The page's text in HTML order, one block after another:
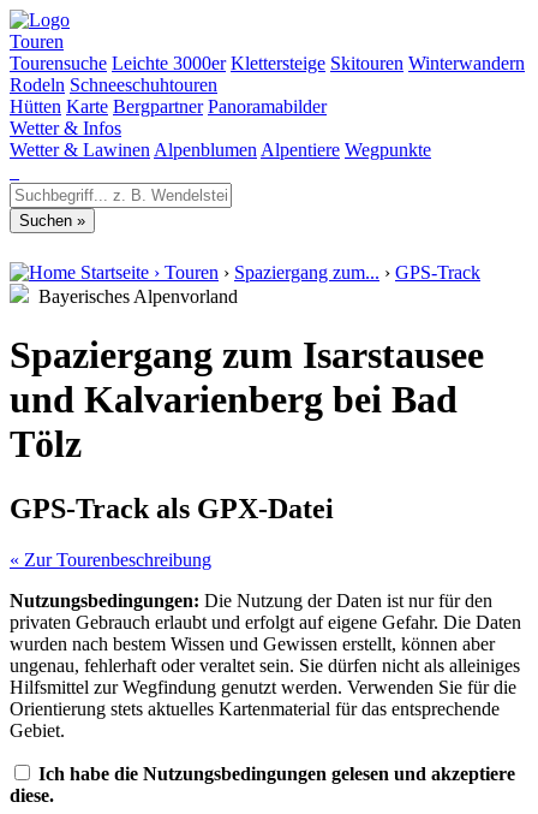
Touren
Tourensuche Leichte 3000er Klettersteige Skitouren Winterwandern
Rodeln Schneeschuhtouren
Hütten Karte Bergpartner Panoramabilder
Wetter & Infos
Wetter & Lawinen Alpenblumen Alpentiere Wegpunkte
Startseite › Touren › Spaziergang zum... › GPS-Track
Bayerisches Alpenvorland
Spaziergang zum Isarstausee
und Kalvarienberg bei Bad
Tölz
GPS-Track als GPX-Datei
« Zur Tourenbeschreibung
Nutzungsbedingungen: Die Nutzung der Daten ist nur für den
privaten Gebrauch erlaubt und erfolgt auf eigene Gefahr. Die Daten
wurden nach bestem Wissen und Gewissen erstellt, können aber
ungenau, fehlerhaft oder veraltet sein. Sie dürfen nicht als alleiniges
Hilfsmittel zur Wegfindung genutzt werden. Verwenden Sie für die
Orientierung stets aktuelles Kartenmaterial für das entsprechende
Gebiet.
Ich habe die Nutzungsbedingungen gelesen und akzeptiere
diese.